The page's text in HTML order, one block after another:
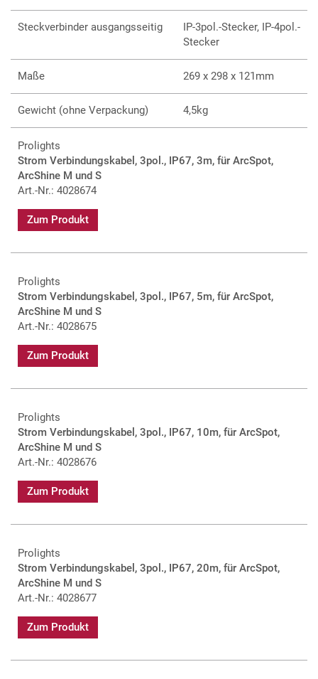
Steckverbinder ausgangsseitig
IP-3pol.-Stecker, IP-4pol.-
Stecker
Maße 269 x 298 x 121mm
Gewicht (ohne Verpackung) 4,5kg
Prolights
Strom Verbindungskabel, 3pol., IP67, 3m, für ArcSpot,
ArcShine M und S
Art.-Nr.: 4028674
Zum Produkt
Prolights
Strom Verbindungskabel, 3pol., IP67, 5m, für ArcSpot,
ArcShine M und S
Art.-Nr.: 4028675
Zum Produkt
Prolights
Strom Verbindungskabel, 3pol., IP67, 10m, für ArcSpot,
ArcShine M und S
Art.-Nr.: 4028676
Zum Produkt
Prolights
Strom Verbindungskabel, 3pol., IP67, 20m, für ArcSpot,
ArcShine M und S
Art.-Nr.: 4028677
Zum Produkt